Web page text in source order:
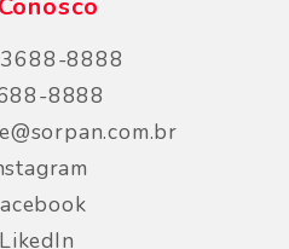
8888
8888
LikedIn